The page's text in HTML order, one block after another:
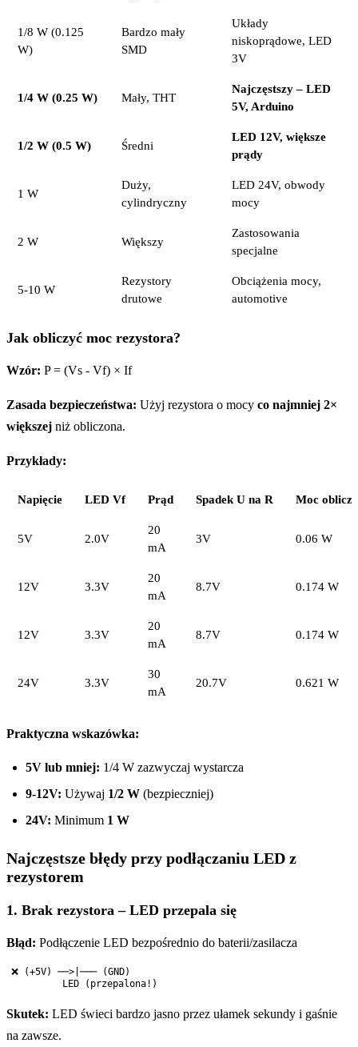
1/8 W (0.125
W)
Bardzo mały
SMD
Układy
niskoprądowe, LED
3V
1/4 W (0.25 W) Mały, THT
Najczęstszy – LED
5V, Arduino
1/2 W (0.5 W) Średni
LED 12V, większe
prądy
1 W
Duży,
cylindryczny
LED 24V, obwody
mocy
2 W Większy
Zastosowania
specjalne
5-10 W
Rezystory
drutowe
Obciążenia mocy,
automotive
Jak obliczyć moc rezystora?
Wzór: P = (Vs - Vf) × If
Zasada bezpieczeństwa: Użyj rezystora o mocy co najmniej 2×
większej niż obliczona.
Przykłady:
Napięcie LED Vf Prąd Spadek U na R Moc
5V 2.0V
20
mA
3V 0.06 W
12V 3.3V
20
mA
8.7V 0.174 W
12V 3.3V
20
mA
8.7V 0.174 W
24V 3.3V
30
mA
20.7V 0.621 W
Praktyczna wskazówka:
5V lub mniej: 1/4 W zazwyczaj wystarcza
9-12V: Używaj 1/2 W (bezpieczniej)
24V: Minimum 1 W
Najczęstsze błędy przy podłączaniu LED z
rezystorem
1. Brak rezystora – LED przepala się
Błąd: Podłączenie LED bezpośrednio do baterii/zasilacza
❌ (+5V) ──>|─── (GND)
Skutek: LED świeci bardzo jasno przez ułamek sekundy i gaśnie
na zawsze.